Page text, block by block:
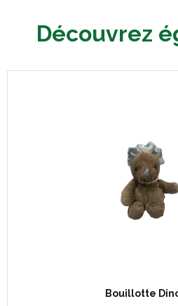
Découvrez
Bouillotte